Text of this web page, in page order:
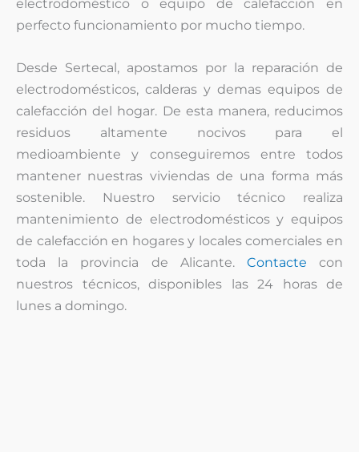
electrodoméstico o equipo de calefacción en
perfecto funcionamiento por mucho tiempo.
Desde Sertecal, apostamos por la reparación de
electrodomésticos, calderas y demas equipos de
calefacción del hogar. De esta manera, reducimos
residuos altamente nocivos para el
medioambiente y conseguiremos entre todos
mantener nuestras viviendas de una forma más
sostenible. Nuestro servicio técnico realiza
mantenimiento de electrodomésticos y equipos
de calefacción en hogares y locales comerciales en
toda la provincia de Alicante. Contacte con
nuestros técnicos, disponibles las 24 horas de
lunes a domingo.